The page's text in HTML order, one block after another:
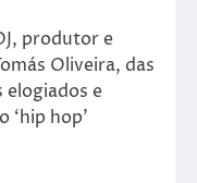
produtor e
Oliveira, das
elogiados e
‘hip hop’